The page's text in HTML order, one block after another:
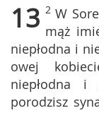
13 2W
mąż
niepłodna i
owej
niepłodna i
porodzisz